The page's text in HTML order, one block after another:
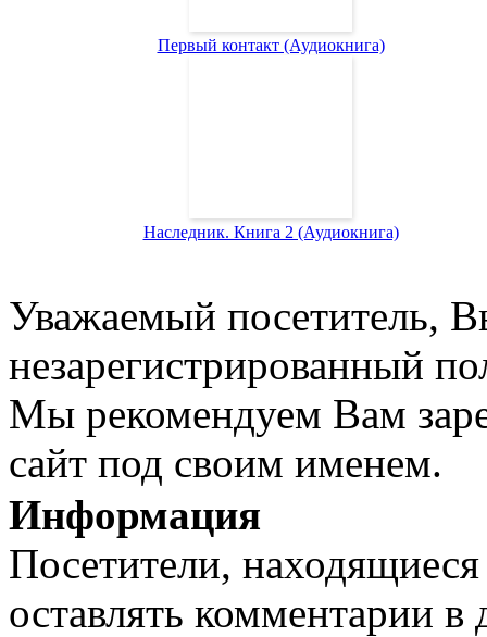
Первый контакт (Аудиокнига)
Наследник. Книга 2 (Аудиокнига)
Уважаемый посетитель,
незарегистрированный
Мы рекомендуем Вам
сайт под своим именем.
Информация
Посетители,
оставлять комментарии в